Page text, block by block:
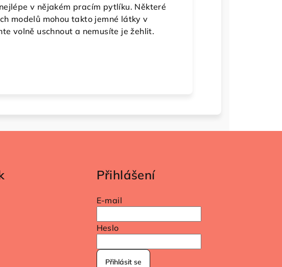
v nějakém pracím pytlíku. Některé
modelů mohou takto jemné látky v
volně uschnout a nemusíte je žehlit.
Přihlášení
E-mail
Heslo
Přihlásit se